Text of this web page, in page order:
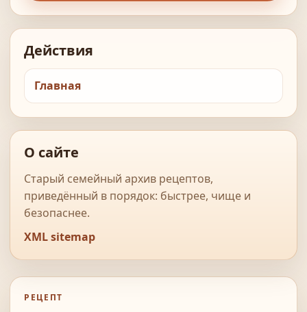
Действия
Главная
О сайте
Старый семейный архив рецептов,
приведённый в порядок: быстрее, чище и
безопаснее.
XML sitemap
РЕЦЕПТ